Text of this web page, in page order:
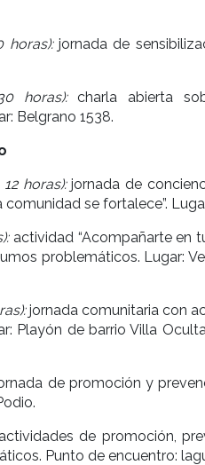
horas):jornada de
horas):charla abierta
Belgrano 1538.
horas):jornada de
se fortalece”.
actividad “Acompañarte en
problemáticos. Lugar:
jornada comunitaria con
Playón de barrio Villa
de promoción y
de promoción,
Punto de encuentro: